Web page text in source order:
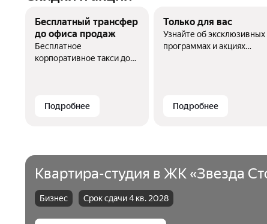
Бесплатный трансфер
до офиса продаж
Бесплатное
корпоративное такси до
Подробнее
Только для вас
Узнайте об эксклюзивных
программах и акциях
Подробнее
квартира-студия в ЖК «Звезда
Бизнес Срок сдачи 4 кв. 2028